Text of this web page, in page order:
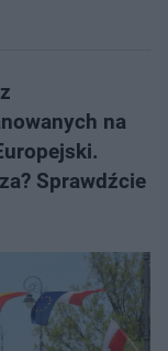
na
Sprawdźcie